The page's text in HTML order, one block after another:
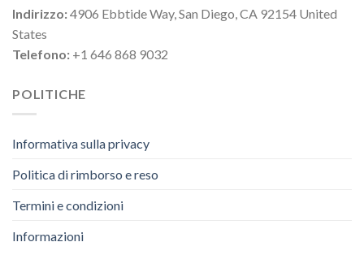
Indirizzo:4906 Ebbtide Way, San Diego, CA 92154 United
States
Telefono: +1 646 868 9032
POLITICHE
Informativa sulla privacy
Politica di rimborso e reso
Termini e condizioni
Informazioni